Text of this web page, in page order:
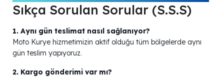
Sıkça Sorulan Sorular (S.S.S)
1. Aynı gün teslimat nasıl sağlanıyor?
Moto Kurye hizmetimizin aktif olduğu tüm bölgelerde aynı
gün teslim yapıyoruz.
2. Kargo gönderimi var mı?